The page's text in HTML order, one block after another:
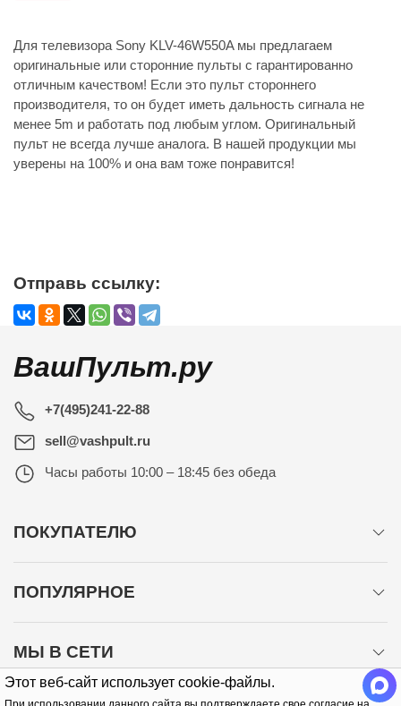
Этот веб-сайт использует cookie-файлы.
Для телевизора Sony KLV-46W550A мы предлагаем
оригинальные или сторонние пульты с гарантированно
отличным качеством! Если это пульт стороннего
производителя, то он будет иметь дальность сигнала не
менее 5m и работать под любым углом. Оригинальный
пульт не всегда лучше аналога. В нашей продукции мы
уверены на 100% и она вам тоже понравится!
Отправь ссылку:
ВашПульт.ру
+7(495)241-22-88
sell@vashpult.ru
Часы работы 10:00 – 18:45 без обеда
ПОКУПАТЕЛЮ
ПОПУЛЯРНОЕ
МЫ В СЕТИ